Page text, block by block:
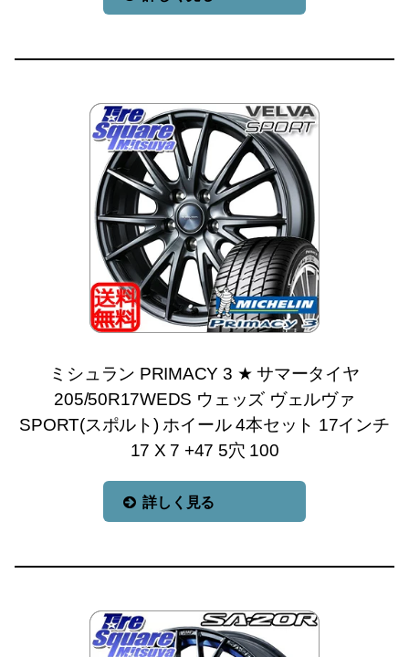
ミシュラン PRIMACY 3 ★ サマータイヤ
205/50R17WEDS ウェッズ ヴェルヴァ
SPORT(スポルト) ホイール 4本セット 17インチ
17 X 7 +47 5穴 100
詳しく見る